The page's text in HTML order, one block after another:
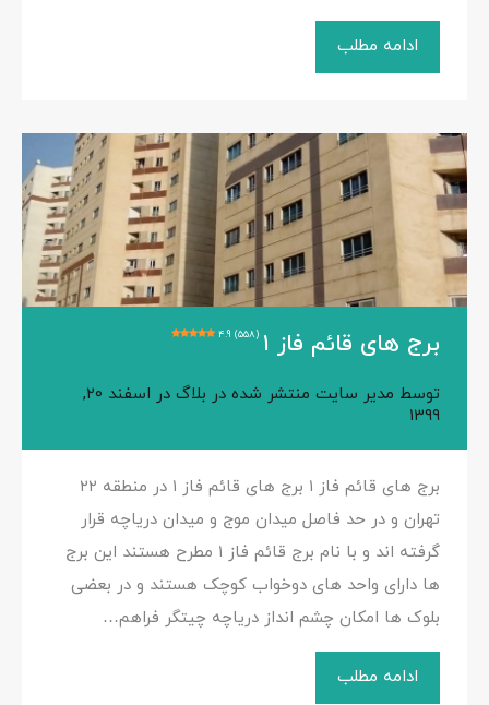
ادامه مطلب
برج های قائم فاز ۱ 4.9 (558)
توسط مدیر سایت منتشر شده در بلاگ در
اسفند ۲۰,
۱۳۹۹
برج های قائم فاز ۱ برج های قائم فاز ۱ در منطقه ۲۲
تهران و در حد فاصل میدان موج و میدان دریاچه قرار
گرفته اند و با نام برج قائم فاز ۱ مطرح هستند این برج
ها دارای واحد های دوخواب کوچک هستند و در بعضی
بلوک ها امکان چشم انداز دریاچه چیتگر فراهم…
ادامه مطلب